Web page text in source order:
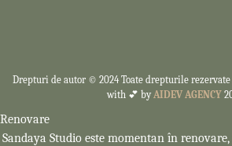
Drepturi de autor © 2024 Toate drepturile rezervate
with 💕 by AIDEV AGENCY
Renovare
Sandaya Studio este momentan în